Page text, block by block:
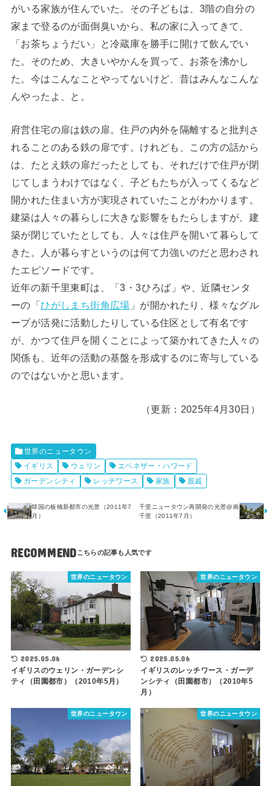
がいる家族が住んでいた。その子どもは、3階の自分の
家まで登るのが面倒臭いから、私の家に入ってきて、
「お茶ちょうだい」と冷蔵庫を勝手に開けて飲んでい
た。そのため、大きいやかんを買って、お茶を沸かし
た。今はこんなことやってないけど、昔はみんなこんな
んやったよ、と。
府営住宅の扉は鉄の扉。住戸の内外を隔離すると批判さ
れることのある鉄の扉です。けれども、この方の話から
は、たとえ鉄の扉だったとしても、それだけで住戸が閉
じてしまうわけではなく、子どもたちが入ってくるなど
開かれた住まい方が実現されていたことがわかります。
建築は人々の暮らしに大きな影響をもたらしますが、建
築が閉じていたとしても、人々は住戸を開いて暮らして
きた。人が暮らすというのは何て力強いのだと思わされ
たエピソードです。
近年の新千里東町は、「3・3ひろば」や、近隣センタ
ーの「ひがしまち街角広場 」が開かれたり、様々なグル
ープが活発に活動したりしている住区として有名です
が、かつて住戸を開くことによって築かれてきた人々の
関係も、近年の活動の基盤を形成するのに寄与している
のではないかと思います。
（更新：2025年4月30日）
世界のニュータウン
イギリス
ウェリン
エベネザー・ハワード
ガーデンシティ
レッチワース 家族 親戚
韓国の板橋新都市の光景（2011年7
月）
千里ニュータウン再開発の光景@南
千里（2011年7月）
RECOMMEND
世界のニュータウン
2025.05.06
イギリスのウェリン・ガーデンシ
ティ（田園都市）（2010年5月）
世界のニュータウン
2025.05.06
イギリスのレッチワース・ガーデ
ンシティ（田園都市）（2010年5
月）
世界のニュータウン 世界のニュータウン